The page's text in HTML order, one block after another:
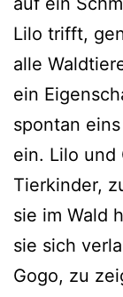
Lilo trifft,
alle
ein
spon­tan
ein. Lilo
Tierkinder,
sie im Wald
sie sich
Gogo, zu